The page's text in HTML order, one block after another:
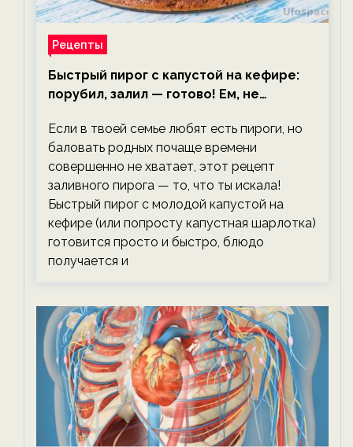
Рецепты
Быстрый пирог с капустой на кефире:
порубил, залил — готово! Ем, не
Если в твоей семье любят есть пироги, но
баловать родных почаще времени
совершенно не хватает, этот рецепт
заливного пирога — то, что ты искала!
Быстрый пирог с молодой капустой на
кефире (или попросту капустная шарлотка)
готовится просто и быстро, блюдо
получается и